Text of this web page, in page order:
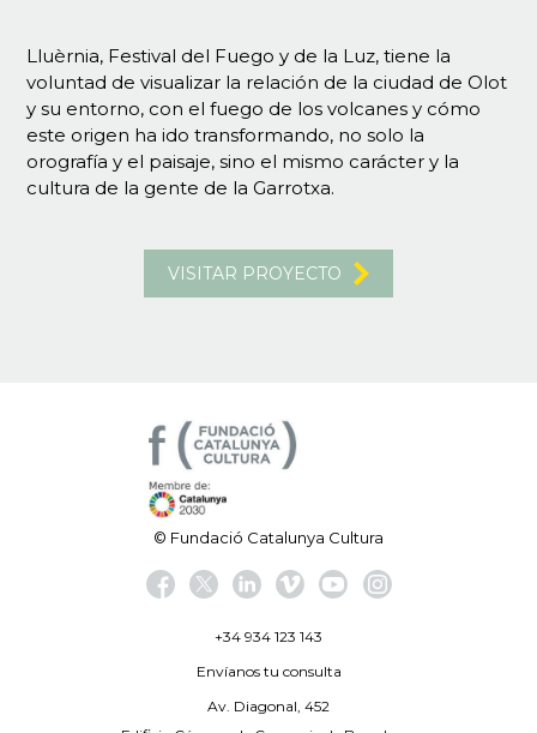
Lluèrnia, Festival del Fuego y de la Luz, tiene la
voluntad de visualizar la relación de la ciudad de Olot
y su entorno, con el fuego de los volcanes y cómo
este origen ha ido transformando, no solo la
orografía y el paisaje, sino el mismo carácter y la
cultura de la gente de la Garrotxa.
VISITAR PROYECTO
© Fundació Catalunya Cultura
+34 934 123 143
Envíanos tu consulta
Av. Diagonal, 452